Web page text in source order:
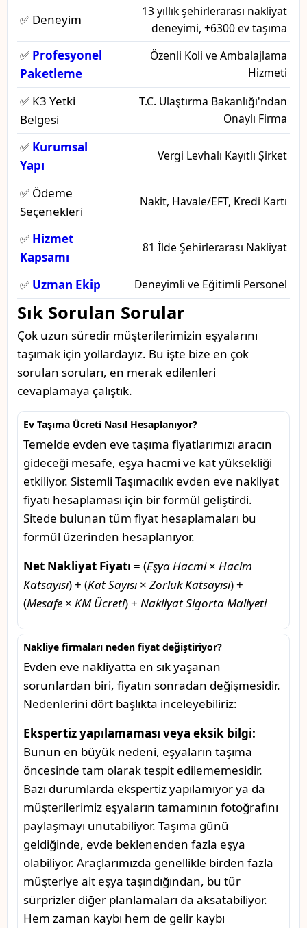
✅ Deneyim
13 yıllık şehirlerarası nakliyat
deneyimi, +6300 ev taşıma
✅ Profesyonel
Paketleme
Özenli Koli ve Ambalajlama
Hizmeti
✅ K3 Yetki
Belgesi
T.C. Ulaştırma Bakanlığı'ndan
Onaylı Firma
✅ Kurumsal
Yapı
Vergi Levhalı Kayıtlı Şirket
✅ Ödeme
Seçenekleri
Nakit, Havale/EFT, Kredi Kartı
✅ Hizmet
Kapsamı
81 İlde Şehirlerarası Nakliyat
✅ Uzman Ekip Deneyimli ve Eğitimli Personel
Sık Sorulan Sorular
Çok uzun süredir müşterilerimizin eşyalarını
taşımak için yollardayız. Bu işte bize en çok
sorulan soruları, en merak edilenleri
cevaplamaya çalıştık.
Ev Taşıma Ücreti Nasıl Hesaplanıyor?
Temelde evden eve taşıma fiyatlarımızı aracın
gideceği mesafe, eşya hacmi ve kat yüksekliği
etkiliyor. Sistemli Taşımacılık evden eve nakliyat
fiyatı hesaplaması için bir formül geliştirdi.
Sitede bulunan tüm fiyat hesaplamaları bu
formül üzerinden hesaplanıyor.
Net Nakliyat Fiyatı = (Eşya Hacmi× Hacim
Katsayısı) + (Kat Sayısı × Zorluk Katsayısı) +
(Mesafe × KM Ücreti) + Nakliyat Sigorta Maliyeti
Nakliye firmaları neden fiyat değiştiriyor?
Evden eve nakliyatta en sık yaşanan
sorunlardan biri, fiyatın sonradan değişmesidir.
Nedenlerini dört başlıkta inceleyebiliriz:
Ekspertiz yapılamaması veya eksik bilgi:
Bunun en büyük nedeni, eşyaların taşıma
öncesinde tam olarak tespit edilememesidir.
Bazı durumlarda ekspertiz yapılamıyor ya da
müşterilerimiz eşyaların tamamının fotoğrafını
paylaşmayı unutabiliyor. Taşıma günü
geldiğinde, evde beklenenden fazla eşya
olabiliyor. Araçlarımızda genellikle birden fazla
müşteriye ait eşya taşındığından, bu tür
sürprizler diğer planlamaları da aksatabiliyor.
Hem zaman kaybı hem de gelir kaybı